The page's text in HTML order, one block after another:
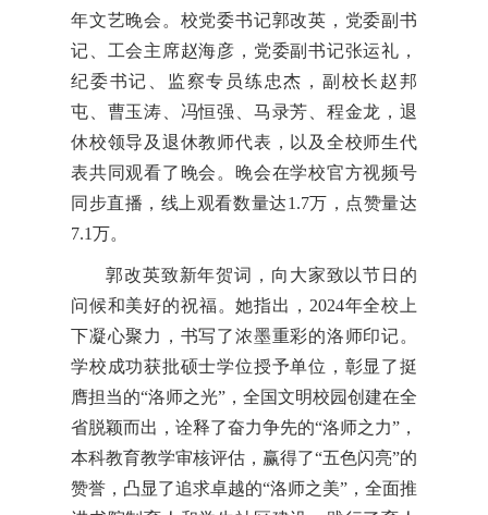
年文艺晚会。校党委书记郭改英，党委副书
记、工会主席赵海彦，党委副书记张运礼，
纪委书记、监察专员练忠杰，副校长赵邦
屯、曹玉涛、冯恒强、马录芳、程金龙，退
休校领导及退休教师代表，以及全校师生代
表共同观看了晚会。晚会在学校官方视频号
同步直播，线上观看数量达1.7万，点赞量达
7.1万。
郭改英致新年贺词，向大家致以节日的
问候和美好的祝福。她指出，2024年全校上
下凝心聚力，书写了浓墨重彩的洛师印记。
学校成功获批硕士学位授予单位，彰显了挺
膺担当的“洛师之光”，全国文明校园创建在全
省脱颖而出，诠释了奋力争先的“洛师之力”，
本科教育教学审核评估，赢得了“五色闪亮”的
赞誉，凸显了追求卓越的“洛师之美”，全面推